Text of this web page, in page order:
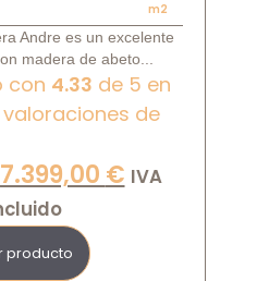
m2
Andre es un excelente
madera de abeto...
con 4.33 de 5 en
valoraciones de
7.399,00 € IVA
producto